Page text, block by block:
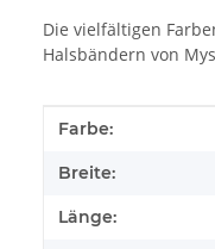
Die vielfältigen
Halsbändern von
Produkteigenschaft
Wert
Farbe:
Breite:
Länge: